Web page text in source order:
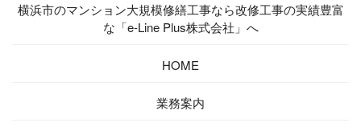
横浜市のマンション大規模修繕工事なら改修工事の実績豊富
な「e-Line Plus株式会社」へ
HOME
業務案内